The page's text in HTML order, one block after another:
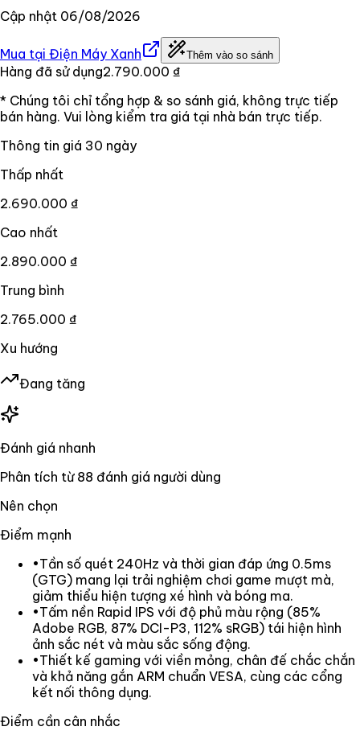
Cập nhật 06/08/2026
Mua tại Điện Máy Xanh Thêm vào so sánh
Hàng đã sử dụng2.790.000 ₫
* Chúng tôi chỉ tổng hợp & so sánh giá, không trực tiếp
bán hàng. Vui lòng kiểm tra giá tại nhà bán trực tiếp.
Thông tin giá 30 ngày
Thấp nhất
2.690.000 ₫
Cao nhất
2.890.000 ₫
Trung bình
2.765.000 ₫
Xu hướng
Đang tăng
Đánh giá nhanh
Phân tích từ 88 đánh giá người dùng
Nên chọn
Điểm mạnh
•Tần số quét 240Hz và thời gian đáp ứng 0.5ms
(GTG) mang lại trải nghiệm chơi game mượt mà,
giảm thiểu hiện tượng xé hình và bóng ma.
•Tấm nền Rapid IPS với độ phủ màu rộng (85%
Adobe RGB, 87% DCI-P3, 112% sRGB) tái hiện hình
ảnh sắc nét và màu sắc sống động.
•Thiết kế gaming với viền mỏng, chân đế chắc chắn
và khả năng gắn ARM chuẩn VESA, cùng các cổng
kết nối thông dụng.
Điểm cần cân nhắc